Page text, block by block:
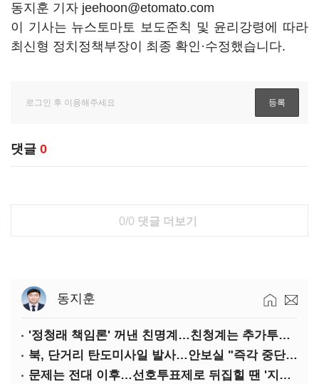
동지훈 기자 jeehoon@etomato.com
이 기사는 뉴스토마토 보도준칙 및 윤리강령에 따라
최신형 정치정책부장이 최종 확인·수정했습니다.
댓글 0
0/0 댓글 더보기
동지훈
'정청래 책임론' 꺼낸 친명계…친청계는 추가투표 때리기
북, 단거리 탄도미사일 발사…안보실 "즉각 중단 촉구"
문제는 전대 이후…선호투표제로 뒤집힐 땐 '지지층 불복'